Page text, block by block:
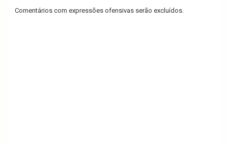
Comentários com expressões ofensivas serão excluídos.